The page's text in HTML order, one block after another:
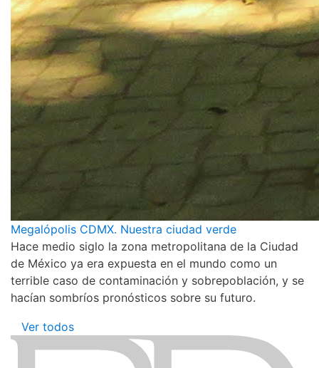
Megalópolis CDMX. Nuestra ciudad verde
Hace medio siglo la zona metropolitana de la Ciudad
de México ya era expuesta en el mundo como un
terrible caso de contaminación y sobrepoblación, y se
hacían sombríos pronósticos sobre su futuro.
Ver todos